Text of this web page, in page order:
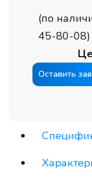
(по
45-80-08)
Оставить